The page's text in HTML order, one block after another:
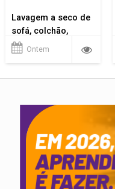
Lavagem a seco de
sofá, colchão,
tapetes...
Ontem